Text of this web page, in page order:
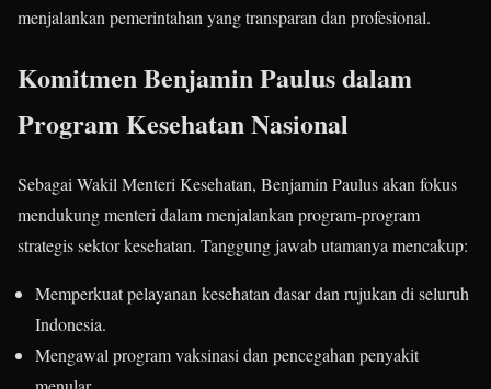
menjalankan pemerintahan yang transparan dan profesional.
Komitmen Benjamin Paulus dalam
Program Kesehatan Nasional
Sebagai Wakil Menteri Kesehatan, Benjamin Paulus akan fokus
mendukung menteri dalam menjalankan program-program
strategis sektor kesehatan. Tanggung jawab utamanya mencakup:
Memperkuat pelayanan kesehatan dasar dan rujukan di seluruh
Indonesia.
Mengawal program vaksinasi dan pencegahan penyakit